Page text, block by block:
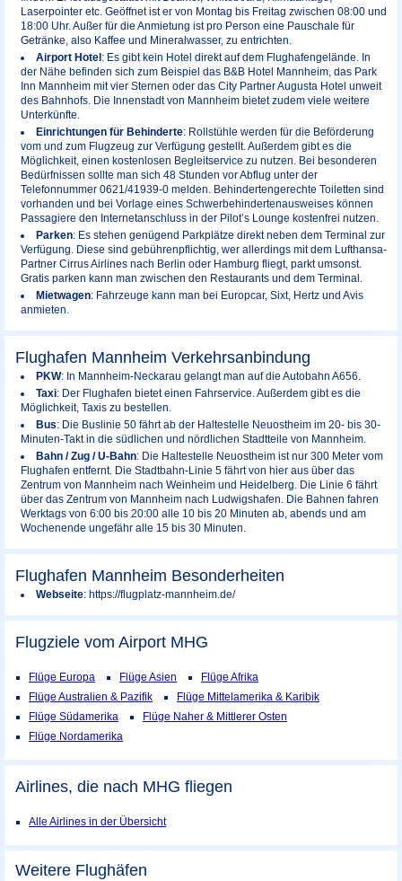
Laserpointer etc. Geöffnet ist er von Montag bis Freitag zwischen 08:00 und
18:00 Uhr. Außer für die Anmietung ist pro Person eine Pauschale für
Getränke, also Kaffee und Mineralwasser, zu entrichten.
Airport Hotel : Es gibt kein Hotel direkt auf dem Flughafengelände. In
der Nähe befinden sich zum Beispiel das B&B Hotel Mannheim, das Park
Inn Mannheim mit vier Sternen oder das City Partner Augusta Hotel unweit
des Bahnhofs. Die Innenstadt von Mannheim bietet zudem viele weitere
Unterkünfte.
Einrichtungen für Behinderte: Rollstühle werden für die Beförderung
vom und zum Flugzeug zur Verfügung gestellt. Außerdem gibt es die
Möglichkeit, einen kostenlosen Begleitservice zu nutzen. Bei besonderen
Bedürfnissen sollte man sich 48 Stunden vor Abflug unter der
Telefonnummer 0621/41939-0 melden. Behindertengerechte Toiletten sind
vorhanden und bei Vorlage eines Schwerbehindertenausweises können
Passagiere den Internetanschluss in der Pilot’s Lounge kostenfrei nutzen.
Parken: Es stehen genügend Parkplätze direkt neben dem Terminal zur
Verfügung. Diese sind gebührenpflichtig, wer allerdings mit dem Lufthansa-
Partner Cirrus Airlines nach Berlin oder Hamburg fliegt, parkt umsonst.
Gratis parken kann man zwischen den Restaurants und dem Terminal.
Mietwagen: Fahrzeuge kann man bei Europcar, Sixt, Hertz und Avis
anmieten.
Flughafen Mannheim Verkehrsanbindung
PKW: In Mannheim-Neckarau gelangt man auf die Autobahn A656.
Taxi: Der Flughafen bietet einen Fahrservice. Außerdem gibt es die
Möglichkeit, Taxis zu bestellen.
Bus: Die Buslinie 50 fährt ab der Haltestelle Neuostheim im 20- bis 30-
Minuten-Takt in die südlichen und nördlichen Stadtteile von Mannheim.
Bahn / Zug / U-Bahn: Die Haltestelle Neuostheim ist nur 300 Meter vom
Flughafen entfernt. Die Stadtbahn-Linie 5 fährt von hier aus über das
Zentrum von Mannheim nach Weinheim und Heidelberg. Die Linie 6 fährt
über das Zentrum von Mannheim nach Ludwigshafen. Die Bahnen fahren
Werktags von 6:00 bis 20:00 alle 10 bis 20 Minuten ab, abends und am
Wochenende ungefähr alle 15 bis 30 Minuten.
Flughafen Mannheim Besonderheiten
Webseite: https://flugplatz-mannheim.de/
Flugziele vom Airport MHG
Flüge Europa Flüge Asien
Flüge Afrika
Flüge Australien & Pazifik
Flüge Mittelamerika & Karibik
Flüge Südamerika
Flüge Naher & Mittlerer Osten
Flüge Nordamerika
Airlines, die nach MHG fliegen
Alle Airlines in der Übersicht
Weitere Flughäfen